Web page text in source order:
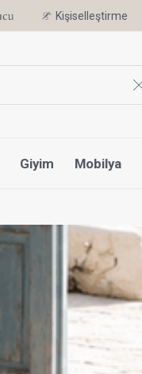
Kişiselleştirme
Giyim Mobilya